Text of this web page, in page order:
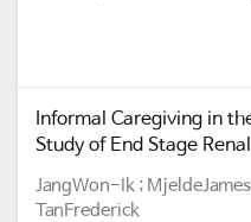
Informal Caregiving in
Study of End Stage
JangWon-Ik ;
TanFrederick